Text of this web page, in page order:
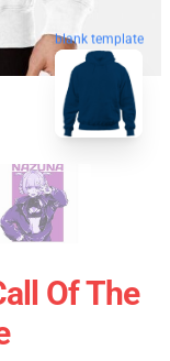
blank template
Of The